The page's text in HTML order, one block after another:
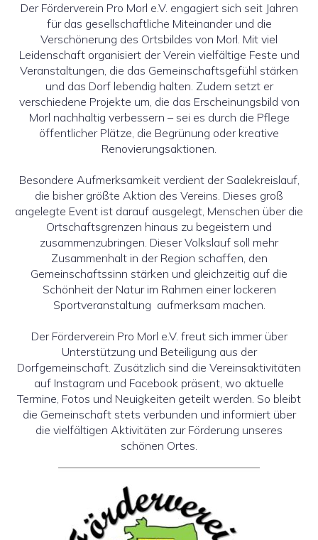
Der Förderverein Pro Morl e.V. engagiert sich seit Jahren
für das gesellschaftliche Miteinander und die
Verschönerung des Ortsbildes von Morl. Mit viel
Leidenschaft organisiert der Verein vielfältige Feste und
Veranstaltungen, die das Gemeinschaftsgefühl stärken
und das Dorf lebendig halten. Zudem setzt er
verschiedene Projekte um, die das Erscheinungsbild von
Morl nachhaltig verbessern – sei es durch die Pflege
öffentlicher Plätze, die Begrünung oder kreative
Renovierungsaktionen.
Besondere Aufmerksamkeit verdient der Saalekreislauf,
die bisher größte Aktion des Vereins. Dieses groß
angelegte Event ist darauf ausgelegt, Menschen über die
Ortschaftsgrenzen hinaus zu begeistern und
zusammenzubringen. Dieser Volkslauf soll mehr
Zusammenhalt in der Region schaffen, den
Gemeinschaftssinn stärken und gleichzeitig auf die
Schönheit der Natur im Rahmen einer lockeren
Sportveranstaltung aufmerksam machen.
Der Förderverein Pro Morl e.V. freut sich immer über
Unterstützung und Beteiligung aus der
Dorfgemeinschaft. Zusätzlich sind die Vereinsaktivitäten
auf Instagram und Facebook präsent, wo aktuelle
Termine, Fotos und Neuigkeiten geteilt werden. So bleibt
die Gemeinschaft stets verbunden und informiert über
die vielfältigen Aktivitäten zur Förderung unseres
schönen Ortes.